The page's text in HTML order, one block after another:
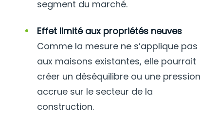
segment du marché.
Effet limité aux propriétés neuves
Comme la mesure ne s’applique pas
aux maisons existantes, elle pourrait
créer un déséquilibre ou une pression
accrue sur le secteur de la
construction.